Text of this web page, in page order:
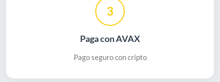
3
Paga con AVAX
Pago seguro con cripto